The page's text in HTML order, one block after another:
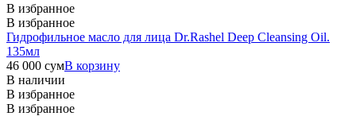
В избранное
В избранное
Гидрофильное масло для лица Dr.Rashel Deep Cleansing Oil.
135мл
46 000 сумВ корзину
В наличии
В избранное
В избранное